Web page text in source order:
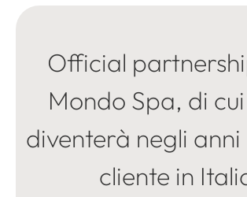
Official
Mondo Spa, di
diventerà negli
cliente in